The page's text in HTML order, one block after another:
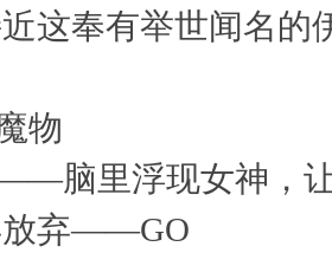
这奉有举世闻名的
物
脑里浮现女神，
弃——GO